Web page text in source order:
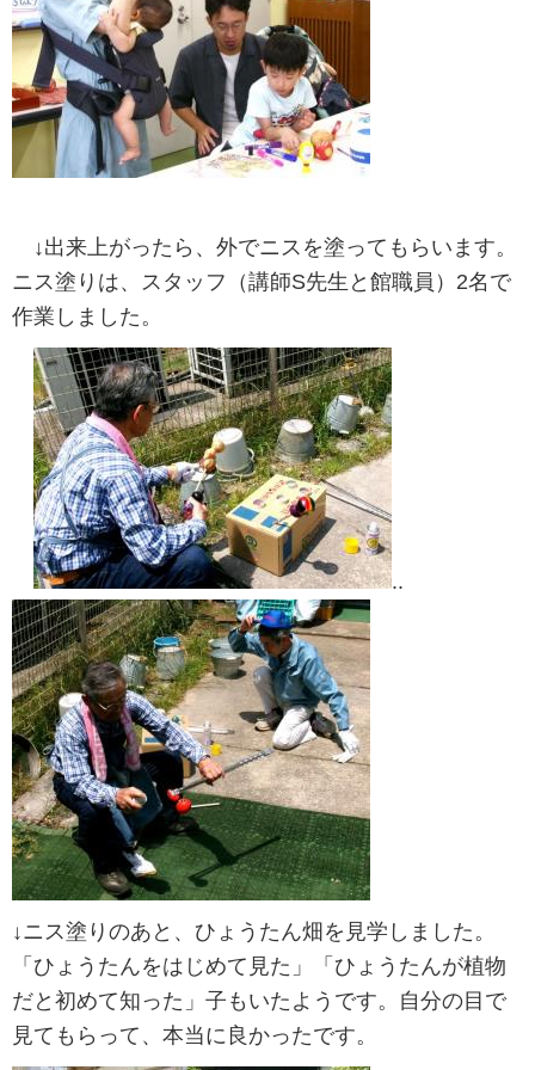
↓出来上がったら、外でニスを塗ってもらいます。
ニス塗りは、スタッフ（講師S先生と館職員）2名で
作業しました。
..
↓ニス塗りのあと、ひょうたん畑を見学しました。
「ひょうたんをはじめて見た」「ひょうたんが植物
だと初めて知った」子もいたようです。自分の目で
見てもらって、本当に良かったです。